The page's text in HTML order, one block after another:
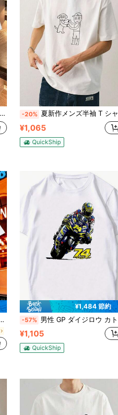
-20% 夏新作メンズ半袖 T シャツ 綿 100% トップスアメリカンレトロ風 ゆったりシルエットコーデしやすく着心地抜群ワイルドでかっこいいマイナーデザイン
¥1,065
QuickShip
¥1,484 節約
-57% 男性 GP ダイジロウ カトー 74 レーシング グラフィック T シャツ - 半袖クルーネック カジュアル バイク ライダー T シャツ、220g/m2 の通気性のある生地、オールシーズン快適なカジュアルウェア、バイク X レーシング、耐久性のあるスポーツウェア
¥1,105
QuickShip